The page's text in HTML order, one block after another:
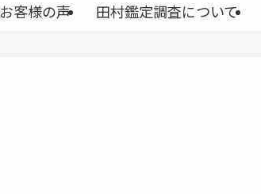
お客様の声 田村鑑定調査について